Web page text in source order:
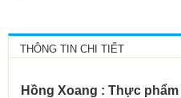
THÔNG TIN CHI TIẾT
Hồng Xoang : Thực